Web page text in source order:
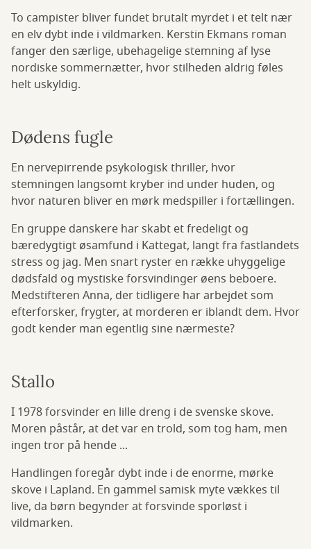
To campister bliver fundet brutalt myrdet i et telt nær
en elv dybt inde i vildmarken. Kerstin Ekmans roman
fanger den særlige, ubehagelige stemning af lyse
nordiske sommernætter, hvor stilheden aldrig føles
helt uskyldig.
Dødens fugle
En nervepirrende psykologisk thriller, hvor
stemningen langsomt kryber ind under huden, og
hvor naturen bliver en mørk medspiller i fortællingen.
En gruppe danskere har skabt et fredeligt og
bæredygtigt øsamfund i Kattegat, langt fra fastlandets
stress og jag. Men snart ryster en række uhyggelige
dødsfald og mystiske forsvindinger øens beboere.
Medstifteren Anna, der tidligere har arbejdet som
efterforsker, frygter, at morderen er iblandt dem. Hvor
godt kender man egentlig sine nærmeste?
Stallo
I 1978 forsvinder en lille dreng i de svenske skove.
Moren påstår, at det var en trold, som tog ham, men
ingen tror på hende ...
Handlingen foregår dybt inde i de enorme, mørke
skove i Lapland. En gammel samisk myte vækkes til
live, da børn begynder at forsvinde sporløst i
vildmarken.